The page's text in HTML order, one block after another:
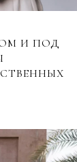
И ПОД